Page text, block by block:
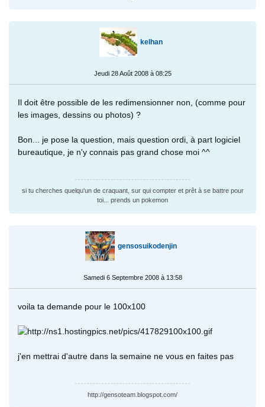
kelhan
Jeudi 28 Août 2008 à 08:25
Il doit être possible de les redimensionner non, (comme pour
les images, dessins ou photos) ?
Bon... je pose la question, mais question ordi, à part logiciel
bureautique, je n'y connais pas grand chose moi ^^
si tu cherches quelqu'un de craquant, sur qui compter et prêt à se battre pour
toi... prends un pokemon
gensosuikodenjin
Samedi 6 Septembre 2008 à 13:58
voila ta demande pour le 100x100
j'en mettrai d'autre dans la semaine ne vous en faites pas
http://gensoteam.blogspot.com/